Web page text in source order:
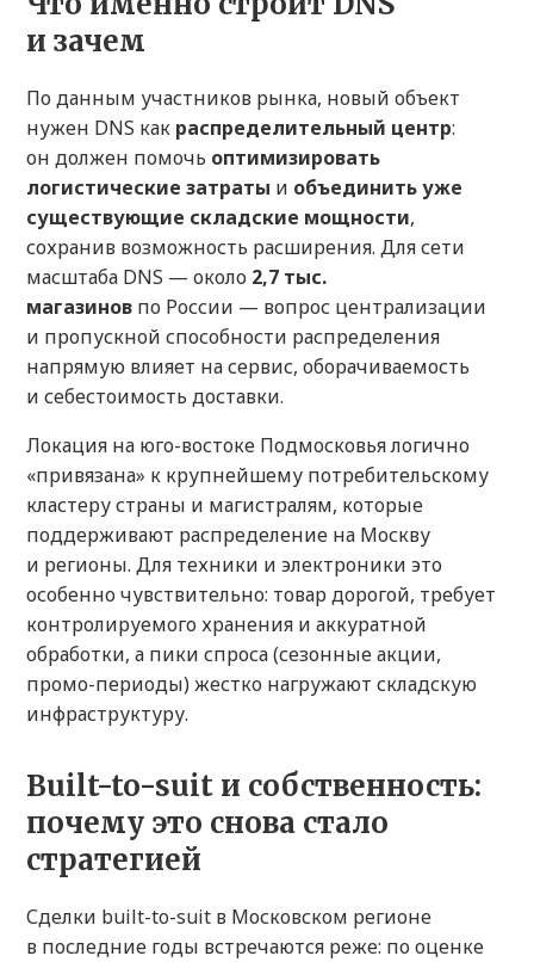
и зачем
По данным участников рынка, новый объект
нужен DNS как распределительный центр:
он должен помочь оптимизировать
логистические затраты и объединить уже
существующие складские мощности,
сохранив возможность расширения. Для сети
масштаба DNS — около 2,7 тыс.
магазинов по России — вопрос централизации
и пропускной способности распределения
напрямую влияет на сервис, оборачиваемость
и себестоимость доставки.
Локация на юго-востоке Подмосковья логично
«привязана» к крупнейшему потребительскому
кластеру страны и магистралям, которые
поддерживают распределение на Москву
и регионы. Для техники и электроники это
особенно чувствительно: товар дорогой, требует
контролируемого хранения и аккуратной
обработки, а пики спроса (сезонные акции,
промо-периоды) жестко нагружают складскую
инфраструктуру.
Built-to-suit и собственность:
почему это снова стало
стратегией
Сделки built-to-suit в Московском регионе
в последние годы встречаются реже: по оценке